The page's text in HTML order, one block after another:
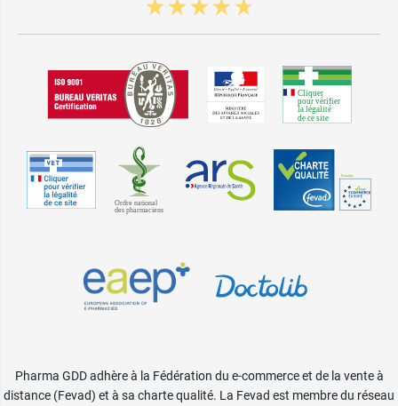
Pharma GDD adhère à la Fédération du e-commerce et de la vente à
distance (Fevad) et à sa charte qualité. La Fevad est membre du réseau